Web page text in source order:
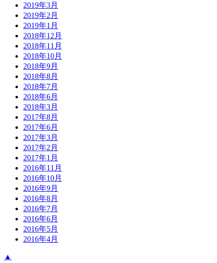
2019年3月
2019年2月
2019年1月
2018年12月
2018年11月
2018年10月
2018年9月
2018年8月
2018年7月
2018年6月
2018年3月
2017年8月
2017年6月
2017年3月
2017年2月
2017年1月
2016年11月
2016年10月
2016年9月
2016年8月
2016年7月
2016年6月
2016年5月
2016年4月
▲